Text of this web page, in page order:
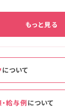
もっと見る
について
給与例について